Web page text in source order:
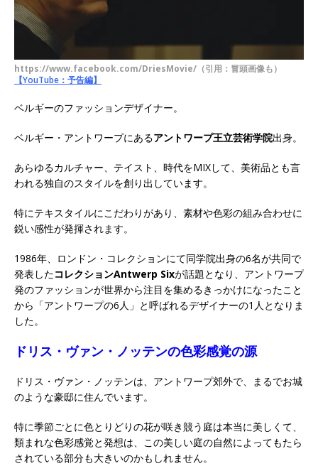
https://www.facebook.com/DriesMovie/（引用：冒頭画像も）
【YouTube：予告編】
ベルギーのファッションデザイナー。
ベルギー・アントワープにあるアントワープ王立芸術学院出身。
あらゆるカルチャー、テイスト、時代をMIXして、美術品とも言
われる独自のスタイルを創り出しています。
特にテキスタイルにこだわりがあり、素材や色彩の組み合わせに
鋭い感性が発揮されます。
1986年、ロンドン・コレクションにて同学院出身の6名が共同で
発表したコレクションAntwerp Sixが話題となり、アントワープ
発のファッションが世界から注目を集めるきっかけになったこと
から「アントワープの6人」と呼ばれるデザイナーの1人となりま
した。
ドリス・ヴァン・ノッテンの色彩感覚の源
ドリス・ヴァン・ノッテンは、アントワープ郊外で、まるでお城
のような豪邸に住んでいます。
特に季節ごとに色とりどりの花が咲き競う庭は本当に美しくて、
類まれな色彩感覚と発想は、この美しい庭の自然によってもたら
されている部分も大きいのかもしれません。